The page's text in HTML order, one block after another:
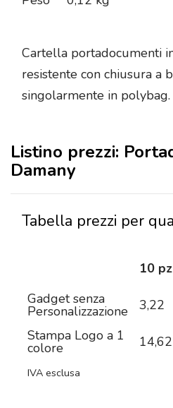
Cartella portadocumenti
resistente con chiusura a
singolarmente in polybag.
Listino prezzi:
Damany
Tabella prezzi per
10 pz
Gadget senza
Personalizzazione 3,22
Stampa Logo a 1
colore 14,62
IVA esclusa